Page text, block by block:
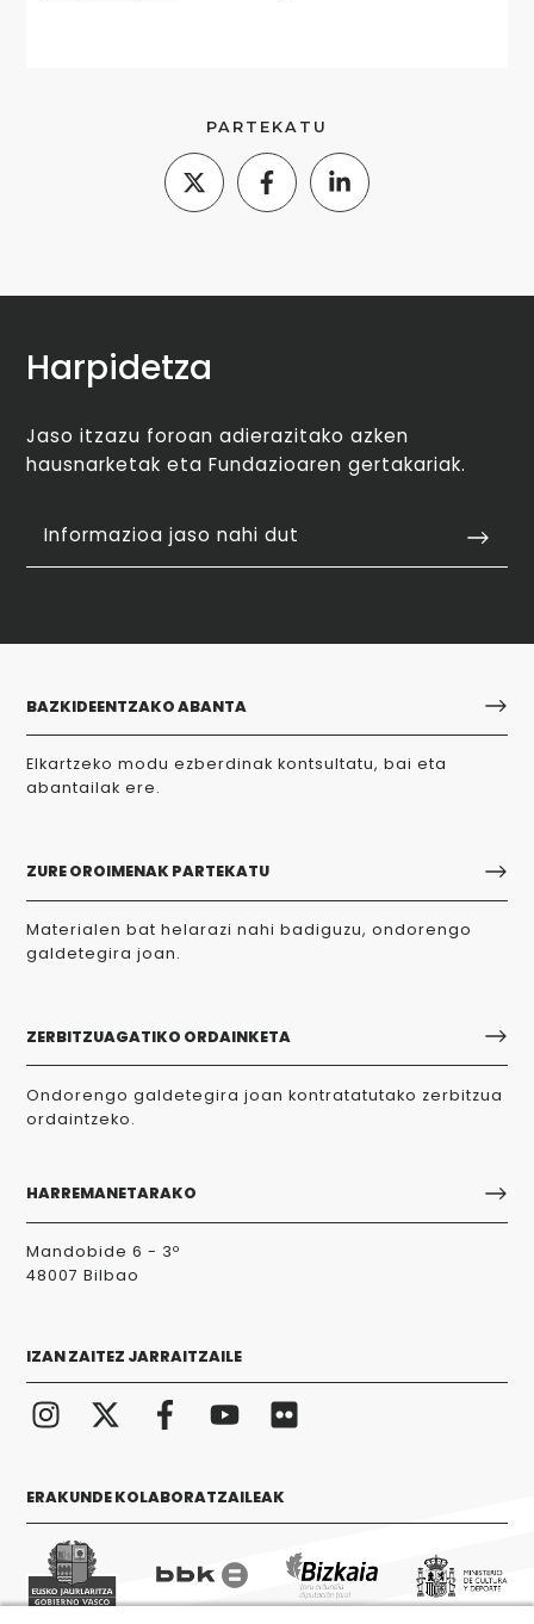
PARTEKATU
Harpidetza
Jaso itzazu foroan adierazitako azken
hausnarketak eta Fundazioaren gertakariak.
Informazioa jaso nahi dut
BAZKIDEENTZAKO ABANTA
Elkartzeko modu ezberdinak kontsultatu, bai eta
abantailak ere.
ZURE OROIMENAK PARTEKATU
Materialen bat helarazi nahi badiguzu, ondorengo
galdetegira joan.
ZERBITZUAGATIKO ORDAINKETA
Ondorengo galdetegira joan kontratatutako zerbitzua
ordaintzeko.
HARREMANETARAKO
Mandobide 6 - 3º
48007 Bilbao
IZAN ZAITEZ JARRAITZAILE
ERAKUNDE KOLABORATZAILEAK